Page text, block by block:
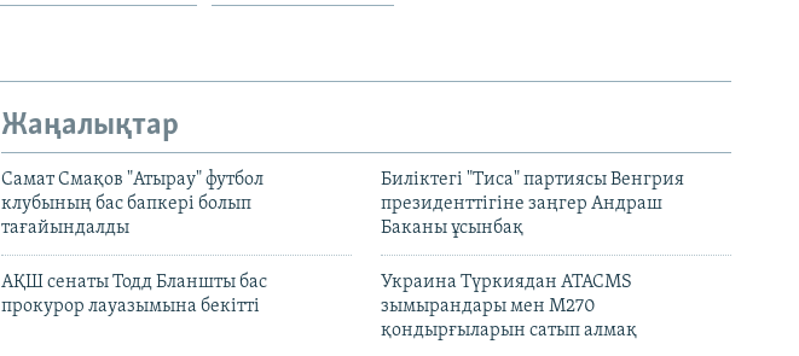
Жаңалықтар
Самат Смақов "Атырау" футбол
клубының бас бапкері болып
тағайындалды
Биліктегі "Тиса" партиясы Венгрия
президенттігіне заңгер Андраш
Баканы ұсынбақ
АҚШ сенаты Тодд Бланшты бас
прокурор лауазымына бекітті
Украина Түркиядан ATACMS
зымырандары мен M270
қондырғыларын сатып алмақ